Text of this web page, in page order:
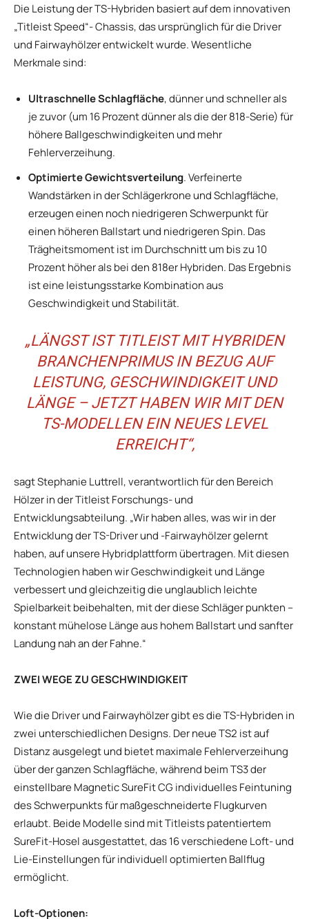
Die Leistung der TS-Hybriden basiert auf dem innovativen
„Titleist Speed“- ​​Chassis, das ursprünglich für die Driver
und Fairwayhölzer entwickelt wurde. Wesentliche
Merkmale sind:
Ultraschnelle Schlagfläche, dünner und schneller als
je zuvor (um 16 Prozent dünner als die der 818-Serie) für
höhere Ballgeschwindigkeiten und mehr
Fehlerverzeihung.
Optimierte Gewichtsverteilung. Verfeinerte
Wandstärken in der Schlägerkrone und Schlagfläche,
erzeugen einen noch niedrigeren Schwerpunkt für
einen höheren Ballstart und niedrigeren Spin. Das
Trägheitsmoment ist im Durchschnitt um bis zu 10
Prozent höher als bei den 818er Hybriden. Das Ergebnis
ist eine leistungsstarke Kombination aus
Geschwindigkeit und Stabilität.
„LÄNGST IST TITLEIST MIT HYBRIDEN
BRANCHENPRIMUS IN BEZUG AUF
LEISTUNG, GESCHWINDIGKEIT UND
LÄNGE – JETZT HABEN WIR MIT DEN
TS-MODELLEN EIN NEUES LEVEL
ERREICHT“,
sagt Stephanie Luttrell, verantwortlich für den Bereich
Hölzer in der Titleist Forschungs- und
Entwicklungsabteilung. „Wir haben alles, was wir in der
Entwicklung der TS-Driver und -Fairwayhölzer gelernt
haben, auf unsere Hybridplattform übertragen. Mit diesen
Technologien haben wir Geschwindigkeit und Länge
verbessert und gleichzeitig die unglaublich leichte
Spielbarkeit beibehalten, mit der diese Schläger punkten –
konstant mühelose Länge aus hohem Ballstart und sanfter
Landung nah an der Fahne.“
ZWEI WEGE ZU GESCHWINDIGKEIT
Wie die Driver und Fairwayhölzer gibt es die TS-Hybriden in
zwei unterschiedlichen Designs. Der neue TS2 ist auf
Distanz ausgelegt und bietet maximale Fehlerverzeihung
über der ganzen Schlagfläche, während beim TS3 der
einstellbare Magnetic SureFit CG individuelles Feintuning
des Schwerpunkts für maßgeschneiderte Flugkurven
erlaubt. Beide Modelle sind mit Titleists patentiertem
SureFit-Hosel ausgestattet, das 16 verschiedene Loft- und
Lie-Einstellungen für individuell optimierten Ballflug
ermöglicht.
Loft-Optionen: